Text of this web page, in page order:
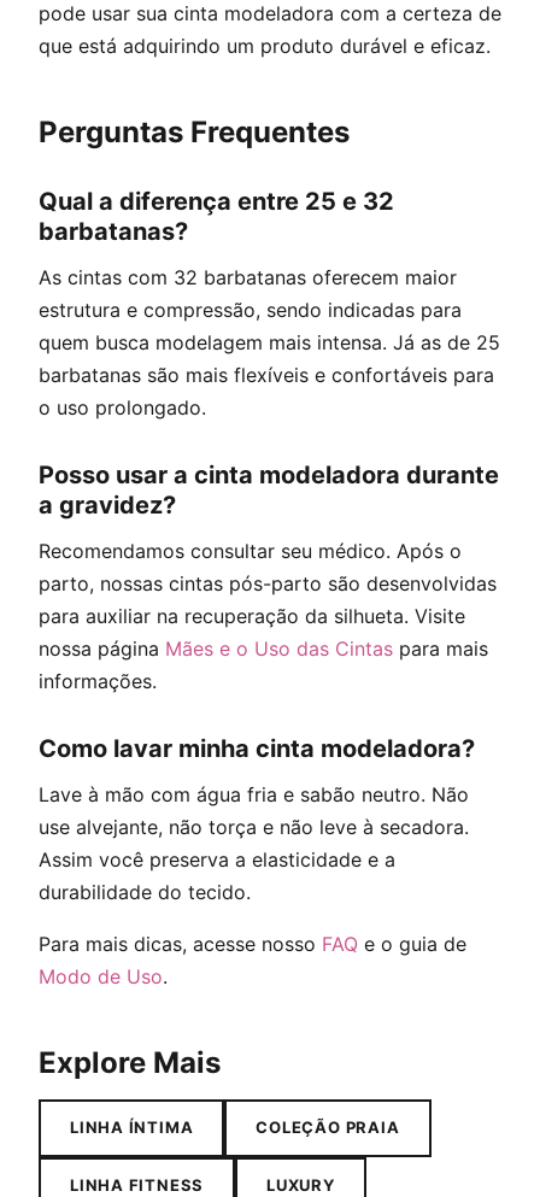
pode usar sua cinta modeladora com a certeza de
que está adquirindo um produto durável e eficaz.
Perguntas Frequentes
Qual a diferença entre 25 e 32
barbatanas?
As cintas com 32 barbatanas oferecem maior
estrutura e compressão, sendo indicadas para
quem busca modelagem mais intensa. Já as de 25
barbatanas são mais flexíveis e confortáveis para
o uso prolongado.
Posso usar a cinta modeladora durante
a gravidez?
Recomendamos consultar seu médico. Após o
parto, nossas cintas pós-parto são desenvolvidas
para auxiliar na recuperação da silhueta. Visite
nossa página Mães e o Uso das Cintas para mais
informações.
Como lavar minha cinta modeladora?
Lave à mão com água fria e sabão neutro. Não
use alvejante, não torça e não leve à secadora.
Assim você preserva a elasticidade e a
durabilidade do tecido.
Para mais dicas, acesse nosso FAQ e o guia de
Modo de Uso.
Explore Mais
LINHA ÍNTIMA COLEÇÃO PRAIA
LINHA FITNESS LUXURY